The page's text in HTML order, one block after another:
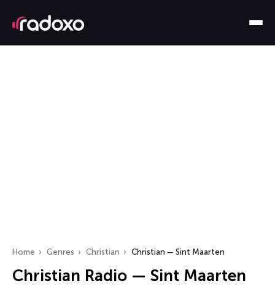
Home Genres Christian Christian — Sint Maarten
Christian Radio — Sint Maarten